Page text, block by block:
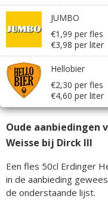
JUMBO
€1,99 per fles
€3,98 per liter
Hellobier
€2,30 per fles
€4,60 per liter
Oude aanbiedingen
Weisse bij Dirck III
Een fles 50cl Erdinger
in de aanbieding
de onderstaande lijst.